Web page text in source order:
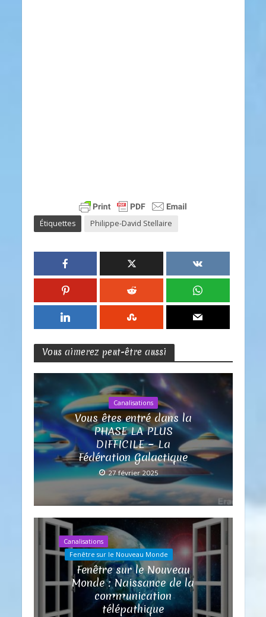
Étiquettes Philippe-David Stellaire
Vous aimerez peut-être aussi
Canalisations
Vous êtes entré dans la
PHASE LA PLUS
DIFFICILE ~ La
Fédération Galactique
27 février 2025
Canalisations
Fenêtre sur le Nouveau Monde
Fenêtre sur le Nouveau
Monde : Naissance de la
communication
télépathique